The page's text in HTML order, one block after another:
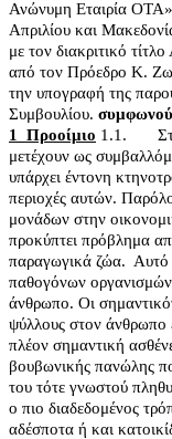
Ανώνυμη Εταιρία ΟΤΑ
Απριλίου και
με τον διακριτικό
από τον Πρόεδρο Κ.
την υπογραφή της
Συμβουλίου.
1
Προοίμιο 1.1.
μετέχουν ως
υπάρχει έντονη
περιοχές αυτών.
μονάδων στην
προκύπτει πρόβλημα
παραγωγικά ζώα. Αυτό
παθογόνων
άνθρωπο. Οι
ψύλλους στον άνθρωπο
πλέον σημαντική
βουβωνικής πανώλης
του τότε γνωστού
ο πιο διαδεδομένος
αδέσποτα ή και